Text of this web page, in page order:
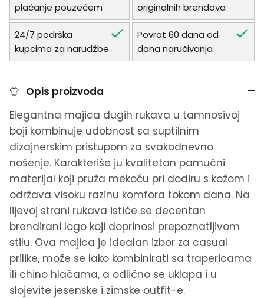
plaćanje pouzećem
originalnih brendova
24/7 podrška
kupcima za narudžbe
Povrat 60 dana od
dana naručivanja
Opis proizvoda
Elegantna majica dugih rukava u tamnosivoj
boji kombinuje udobnost sa suptilnim
dizajnerskim pristupom za svakodnevno
nošenje. Karakteriše ju kvalitetan pamučni
materijal koji pruža mekoću pri dodiru s kožom i
održava visoku razinu komfora tokom dana. Na
lijevoj strani rukava ističe se decentan
brendirani logo koji doprinosi prepoznatljivom
stilu. Ova majica je idealan izbor za casual
prilike, može se lako kombinirati sa trapericama
ili chino hlačama, a odlično se uklapa i u
slojevite jesenske i zimske outfit-e.